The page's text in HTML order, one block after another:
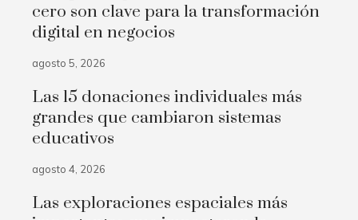
cero son clave para la transformación
digital en negocios
agosto 5, 2026
Las 15 donaciones individuales más
grandes que cambiaron sistemas
educativos
agosto 4, 2026
Las exploraciones espaciales más